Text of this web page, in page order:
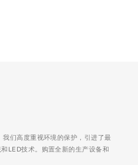
们高度重视环境的保护，引进了最
LED技术。购置全新的生产设备和